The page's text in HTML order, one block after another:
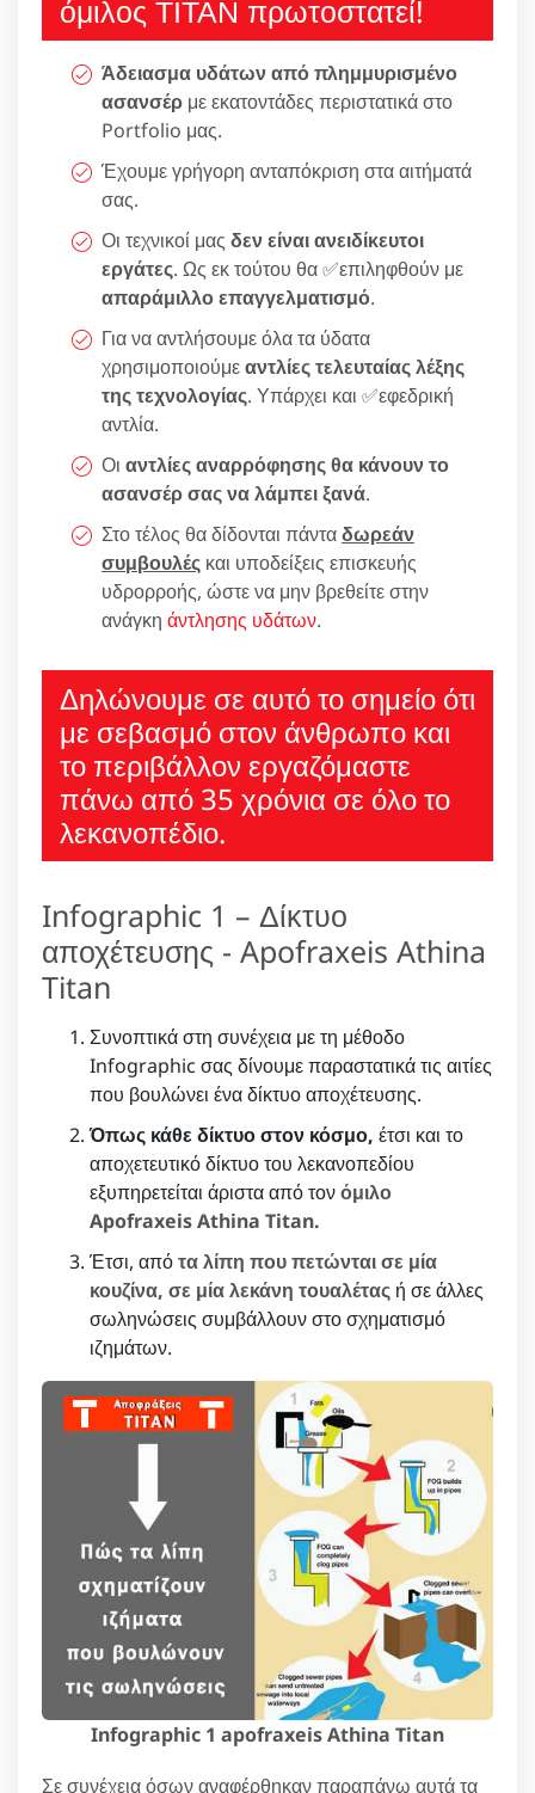
όμιλος ΤΙΤΑΝ πρωτοστατεί!
Άδειασμα υδάτων από πλημμυρισμένο
ασανσέρ με εκατοντάδες περιστατικά στο
Portfolio μας.
Έχουμε γρήγορη ανταπόκριση στα αιτήματά
σας.
Οι τεχνικοί μας δεν είναι ανειδίκευτοι
εργάτες. Ως εκ τούτου θα ✅επιληφθούν με
απαράμιλλο επαγγελματισμό.
Για να αντλήσουμε όλα τα ύδατα
χρησιμοποιούμεαντλίες τελευταίας λέξης
της τεχνολογίας. Υπάρχει και ✅εφεδρική
αντλία.
Οι αντλίες αναρρόφησης θα κάνουν το
ασανσέρ σας να λάμπει ξανά.
Στο τέλος θα δίδονται πάνταδωρεάν
συμβουλές και υποδείξεις επισκευής
υδρορροής, ώστε να μην βρεθείτε στην
ανάγκη άντλησης υδάτων.
Δηλώνουμε σε αυτό το σημείο ότι
με σεβασμό στον άνθρωπο και
το περιβάλλον εργαζόμαστε
πάνω από 35 χρόνια σε όλο το
λεκανοπέδιο.
Infographic 1 – Δίκτυο
αποχέτευσης - Apofraxeis Athina
Titan
Συνοπτικά στη συνέχεια με τη μέθοδο
Infographic σας δίνουμε παραστατικά τις αιτίες
που βουλώνει ένα δίκτυο αποχέτευσης.
Όπως κάθε δίκτυο στον κόσμο, έτσι και το
αποχετευτικό δίκτυο του λεκανοπεδίου
εξυπηρετείται άριστα από τονόμιλο
Apofraxeis Athina Titan.
Έτσι, απότα λίπη που πετώνται σε μία
κουζίνα, σε μία λεκάνη τουαλέτας ή σε άλλες
σωληνώσεις συμβάλλουν στο σχηματισμό
ιζημάτων.
Infographic 1 apofraxeis Athina Titan
Σε συνέχεια όσων αναφέρθηκαν παραπάνω αυτά τα